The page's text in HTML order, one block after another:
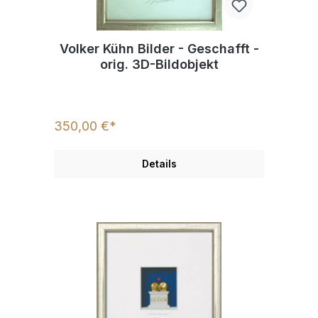
Volker Kühn Bilder - Geschafft -
orig. 3D-Bildobjekt
350,00 €*
Details